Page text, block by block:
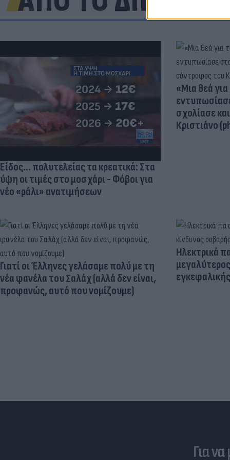
Είδος... πολυτελείας τα κρεατικά: Στα
ύψη οι τιμές στο μοσχάρι - Φόβοι για
νέο «ράλι» ανατιμήσεων
«Μια θεά
σχολίασε
Κριστιάνο
Γιατί οι Έλληνες γελάσαμε πολύ με τη
νέα φανέλα του Σαλάχ (αλλά δεν είναι,
προφανώς, αυτό που νομίζουμε)
Ηλεκτρικά
Για